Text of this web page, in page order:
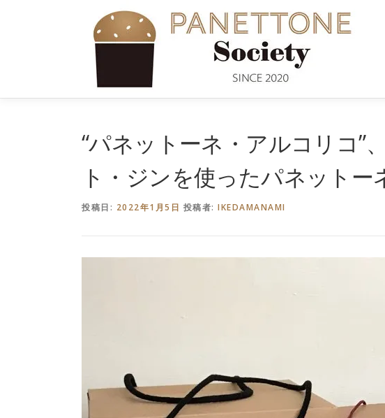
“パネットーネ・アルコリコ”
ト・ジンを使ったパネットー
投稿日: 2022年1月5日 投稿者: IKEDAMANAMI